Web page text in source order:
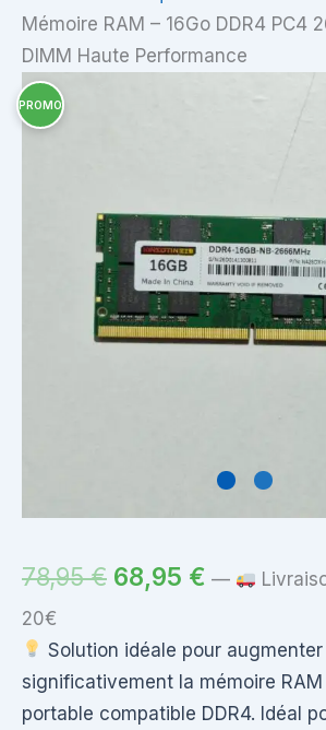
Mémoire RAM – 16Go DDR4 PC4
DIMM Haute Performance
PROMO
78,95€ Le
initial
était :
68,95 € Le
actuel
est :
—
20€
Solution idéale pour augmenter
significativement la mémoire RAM
portable compatible DDR4. Idéal